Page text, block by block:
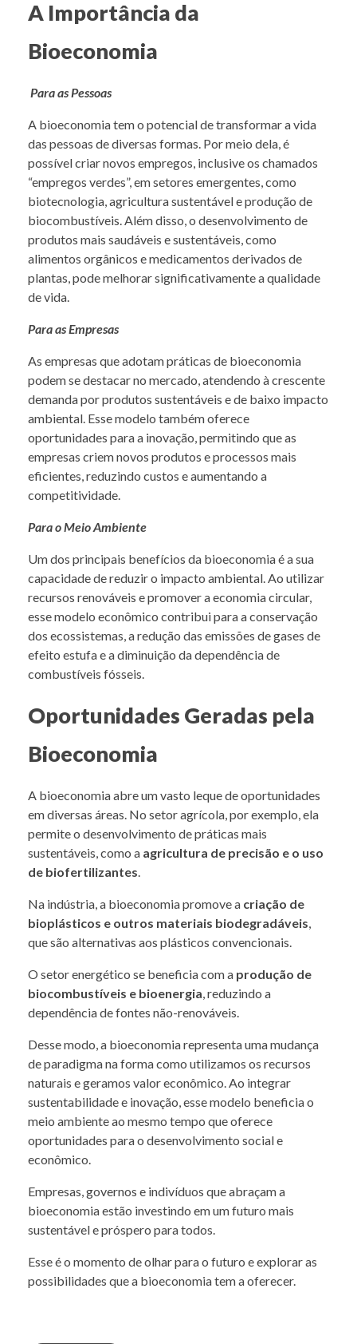
A Importância da
Bioeconomia
Para as Pessoas
A bioeconomia tem o potencial de transformar a vida
das pessoas de diversas formas. Por meio dela, é
possível criar novos empregos, inclusive os chamados
“empregos verdes”, em setores emergentes, como
biotecnologia, agricultura sustentável e produção de
biocombustíveis. Além disso, o desenvolvimento de
produtos mais saudáveis e sustentáveis, como
alimentos orgânicos e medicamentos derivados de
plantas, pode melhorar significativamente a qualidade
de vida.
Para as Empresas
As empresas que adotam práticas de bioeconomia
podem se destacar no mercado, atendendo à crescente
demanda por produtos sustentáveis e de baixo impacto
ambiental. Esse modelo também oferece
oportunidades para a inovação, permitindo que as
empresas criem novos produtos e processos mais
eficientes, reduzindo custos e aumentando a
competitividade.
Para o Meio Ambiente
Um dos principais benefícios da bioeconomia é a sua
capacidade de reduzir o impacto ambiental. Ao utilizar
recursos renováveis e promover a economia circular,
esse modelo econômico contribui para a conservação
dos ecossistemas, a redução das emissões de gases de
efeito estufa e a diminuição da dependência de
combustíveis fósseis.
Oportunidades Geradas pela
Bioeconomia
A bioeconomia abre um vasto leque de oportunidades
em diversas áreas. No setor agrícola, por exemplo, ela
permite o desenvolvimento de práticas mais
sustentáveis, como a agricultura de precisão e o uso
de biofertilizantes.
Na indústria, a bioeconomia promove a criação de
bioplásticos e outros materiais biodegradáveis,
que são alternativas aos plásticos convencionais.
O setor energético se beneficia com a produção de
biocombustíveis e bioenergia, reduzindo a
dependência de fontes não-renováveis.
Desse modo, a bioeconomia representa uma mudança
de paradigma na forma como utilizamos os recursos
naturais e geramos valor econômico. Ao integrar
sustentabilidade e inovação, esse modelo beneficia o
meio ambiente ao mesmo tempo que oferece
oportunidades para o desenvolvimento social e
econômico.
Empresas, governos e indivíduos que abraçam a
bioeconomia estão investindo em um futuro mais
sustentável e próspero para todos.
Esse é o momento de olhar para o futuro e explorar as
possibilidades que a bioeconomia tem a oferecer.